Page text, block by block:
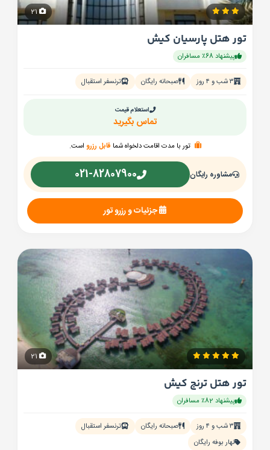
21
تور هتل پارسیان کیش
پیشنهاد 68٪ مسافران
۳ شب و ۴ روز صبحانه رایگان ترنسفر استقبال
استعلام قیمت
تماس بگیرید
تور با مدت اقامت دلخواه شما قابل رزرو است.
مشاوره رایگان 021-82807900
جزئیات و رزرو تور
تور هتل ترنج کیش
پیشنهاد 82٪ مسافران
۳ شب و ۴ روز صبحانه رایگان
ترنسفر استقبال
نهار بوفه رایگان